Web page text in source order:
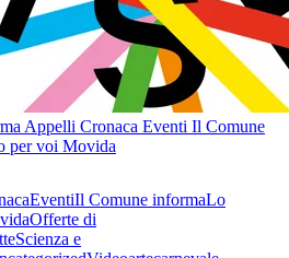
Appelli Cronaca Eventi Il Comune
per voi Movida
EventiIl Comune informaLo
Offerte di
Scienza e